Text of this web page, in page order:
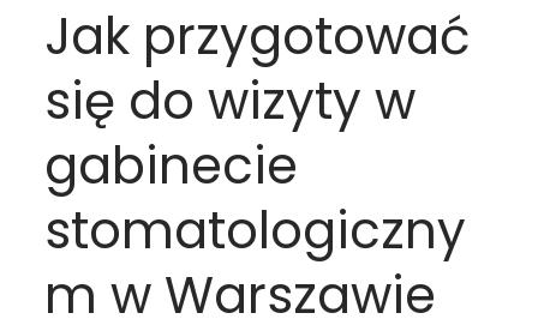
Jak przygotować
się do wizyty w
gabinecie
stomatologiczny
m w Warszawie